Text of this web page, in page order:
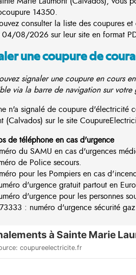
14350.
consulter la liste des coupures
08/2026 sur leur site en format
une coupure de
signaler une coupure en cours
via la barre de navigation sur votre
n'a signalé de coupure d'électricité
(Calvados) sur le site
de téléphone en cas d'urgence
du SAMU en cas d'urgences
de Police secours.
pour les Pompiers en cas
d'urgence gratuit partout en
d'urgence pour les personnes
: numéro d'urgence sécurité
à Sainte Marie
coupureelectricite.fr